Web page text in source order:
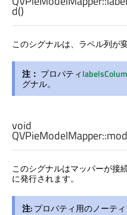
d()
このシグナルは、ラベル列が
注： プロパティ
グナル。
void
QVPieModelMapper::
このシグナルはマッパーが接
に発行されます。
注:プロパティ用のノーテ